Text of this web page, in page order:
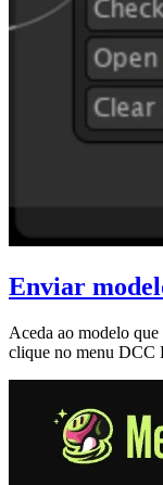
Enviar
Aceda ao modelo que
clique no menu DCC